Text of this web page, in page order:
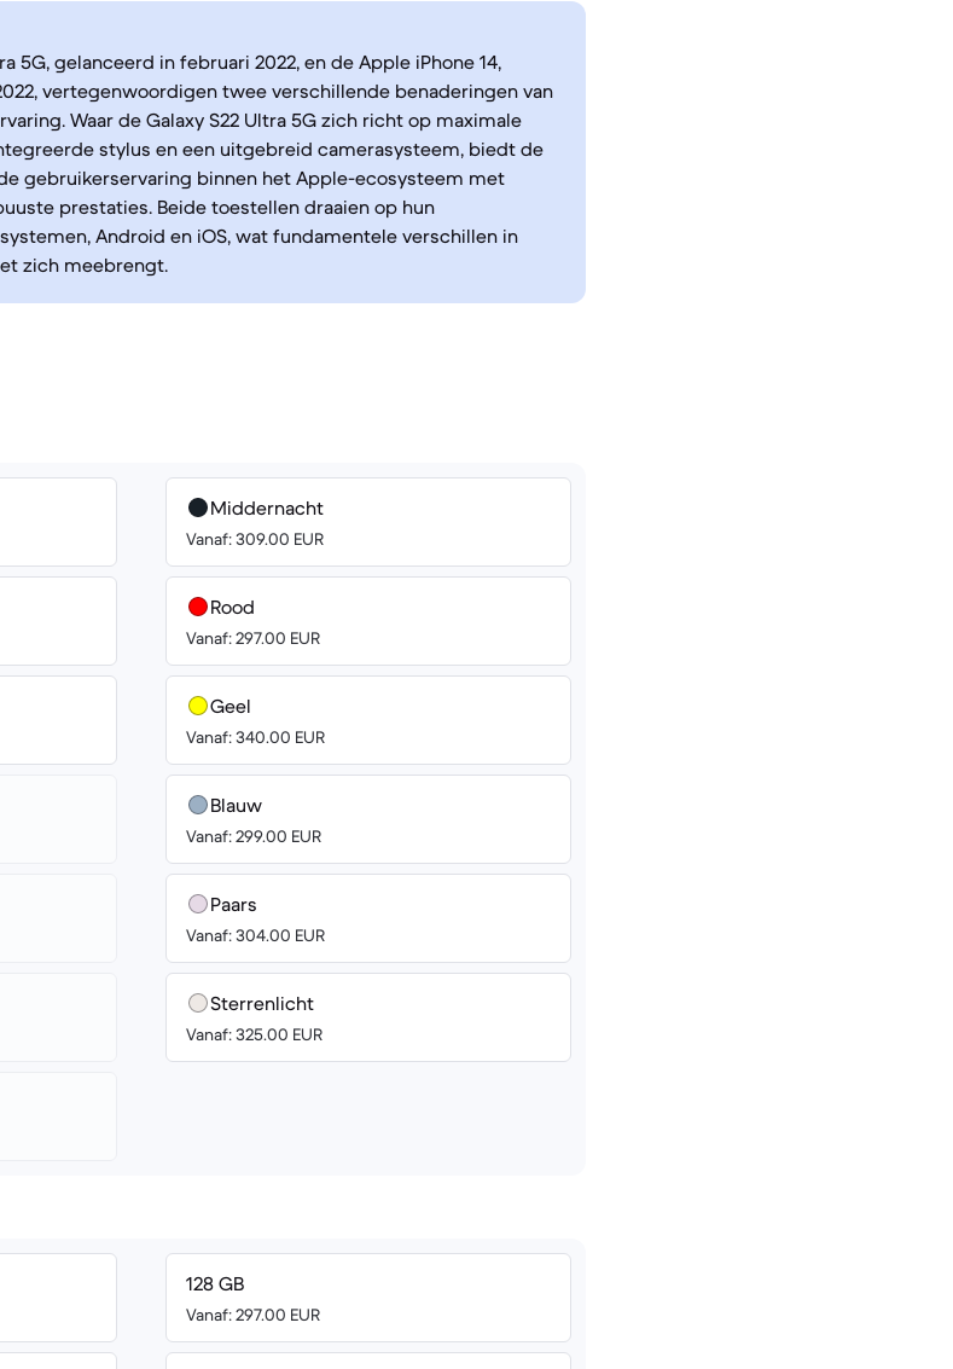
5G, gelanceerd in februari 2022, en de Apple iPhone 14,
vertegenwoordigen twee verschillende benaderingen van
Waar de Galaxy S22 Ultra 5G zich richt op maximale
stylus en een uitgebreid camerasysteem, biedt de
gebruikerservaring binnen het Apple-ecosysteem met
prestaties. Beide toestellen draaien op hun
Android en iOS, wat fundamentele verschillen in
zich meebrengt.
Middernacht
Vanaf: 309.00 EUR
Rood
Vanaf: 297.00 EUR
Geel
Vanaf: 340.00 EUR
Blauw
Vanaf: 299.00 EUR
Paars
Vanaf: 304.00 EUR
Sterrenlicht
Vanaf: 325.00 EUR
128 GB
Vanaf: 297.00 EUR